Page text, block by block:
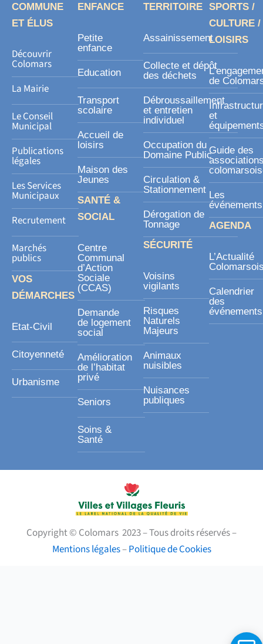
s
r
COMMUNE
ET ÉLUS
Découvrir
Colomars
La Mairie
Le Conseil
Municipal
Publications
légales
Les Services
Municipaux
Recrutement
Marchés
publics
VOS
DÉMARCHES
Etat-Civil
Citoyenneté
Urbanisme
ENFANCE
Petite
enfance
Education
Transport
scolaire
Accueil de
loisirs
Maison des
Jeunes
SANTÉ &
SOCIAL
Centre
Communal
d’Action
Sociale
(CCAS)
Demande
de logement
social
Amélioration
de l’habitat
privé
Seniors
Soins &
Santé
TERRITOIRE
Assainissement
Collecte et dépôt
des déchets
Débroussaillement
et entretien
individuel
Occupation du
Domaine Public
Circulation &
Stationnement
Dérogation de
Tonnage
SÉCURITÉ
Voisins
vigilants
Risques
Naturels
Majeurs
Animaux
nuisibles
Nuisances
publiques
SPORTS /
CULTURE /
LOISIRS
de
et
Guide des
Les
événements
AGENDA
L’Actualité
Calendrier
des
événements
Copyright © Colomars 2023 – Tous droits réservés –
Mentions légales–Politique de Cookies